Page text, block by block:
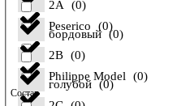
Peserico (0)
Philippe Model (0)
2A (0)
2B (0)
бордовый (0)
голубой (0)
Состав